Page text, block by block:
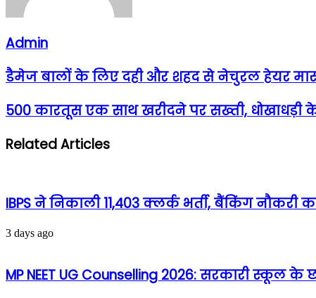
Admin
डैमेज बालों के लिए दही और शहद से नेचुरल हेयर
500 कारतूस एक साथ खरीदने पर सख्ती, धोखाधड़ी
Related Articles
IBPS ने निकाली 11,403 क्लर्क भर्ती, बैंकिंग नौकरी
3 days ago
MP NEET UG Counselling 2026: सरकारी स्कूल